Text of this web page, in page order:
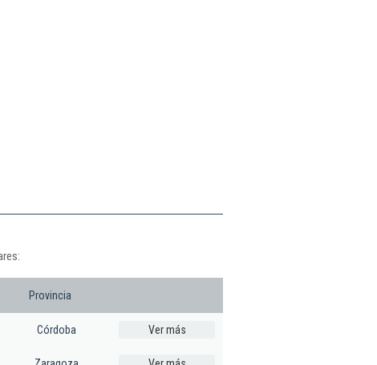
Provincia
Córdoba Ver más